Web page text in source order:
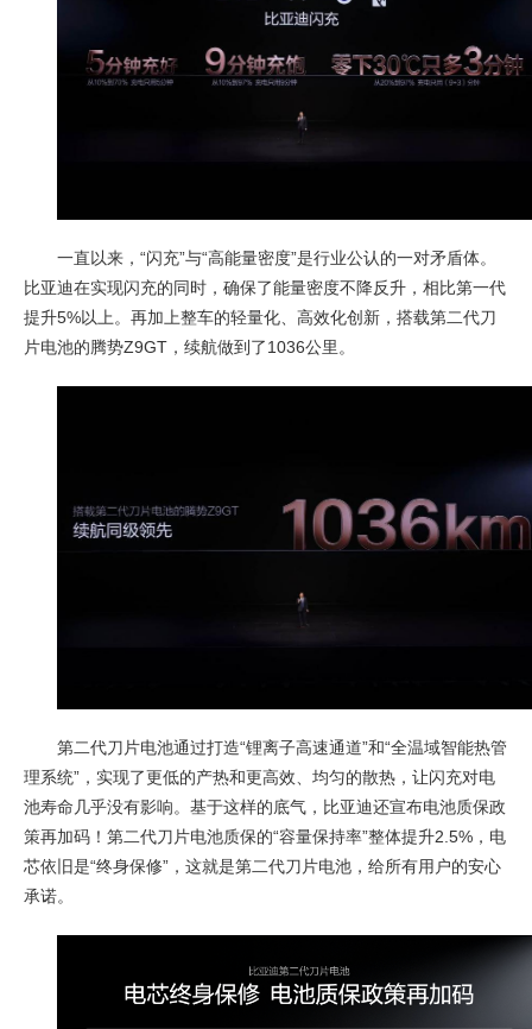
一直以来，“闪充”与“高能量密度”是行业公认的一对矛盾体。
比亚迪在实现闪充的同时，确保了能量密度不降反升，相比第一代
提升5%以上。再加上整车的轻量化、高效化创新，搭载第二代刀
片电池的腾势Z9GT，续航做到了1036公里。
第二代刀片电池通过打造“锂离子高速通道”和“全温域智能热管
理系统”，实现了更低的产热和更高效、均匀的散热，让闪充对电
池寿命几乎没有影响。基于这样的底气，比亚迪还宣布电池质保政
策再加码！第二代刀片电池质保的“容量保持率”整体提升2.5%，电
芯依旧是“终身保修”，这就是第二代刀片电池，给所有用户的安心
承诺。